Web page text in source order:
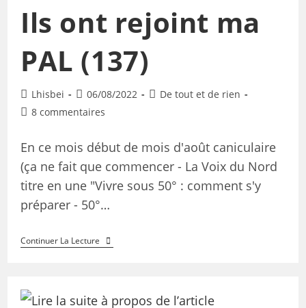
Ils ont rejoint ma
PAL (137)
Lhisbei 06/08/2022
De tout et de rien
8 commentaires
En ce mois début de mois d'août caniculaire
(ça ne fait que commencer - La Voix du Nord
titre en une "Vivre sous 50° : comment s'y
préparer - 50°…
Continuer La Lecture